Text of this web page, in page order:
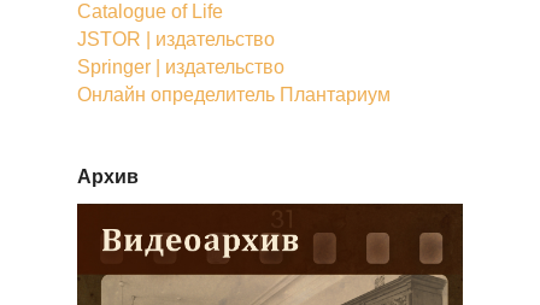
Catalogue of Life
JSTOR | издательство
Springer | издательство
Онлайн определитель Плантариум
Архив